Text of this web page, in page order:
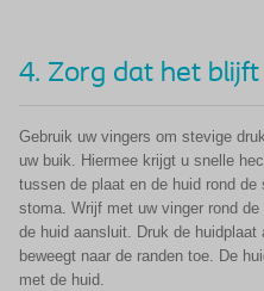
4. Zorg dat het
Gebruik uw vingers om stevige
uw buik. Hiermee krijgt u snelle
tussen de plaat en de huid rond
stoma. Wrijf met uw vinger rond
de huid aansluit. Druk de huidplaat
beweegt naar de randen toe. De
met de huid.